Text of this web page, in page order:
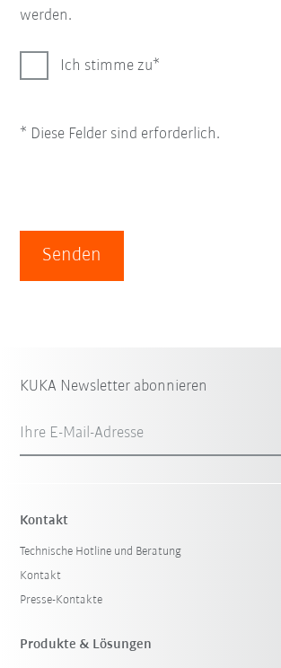
werden.
Ich stimme zu
* Diese Felder sind erforderlich.
Senden
KUKA Newsletter abonnieren
Ihre E-Mail-Adresse
Kontakt
Technische Hotline und Beratung
Kontakt
Presse-Kontakte
Produkte & Lösungen